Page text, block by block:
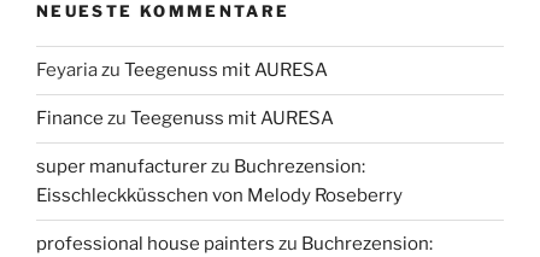
NEUESTE KOMMENTARE
Feyariazu Teegenuss mit AURESA
Finance zu Teegenuss mit AURESA
super manufacturerzu Buchrezension:
Eisschleckküsschen von Melody Roseberry
professional house painters zu Buchrezension: